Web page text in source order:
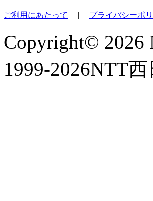
ご利用にあたって | プライバシーポ
Copyright©
1999-2026NTT